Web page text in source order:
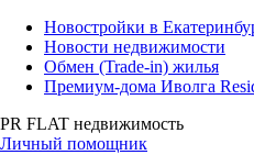
Новостройки в
Новости недвижимости
Обмен (Trade-in) жилья
Премиум-дома Иволга
PR FLAT недвижимость
Личный помощник